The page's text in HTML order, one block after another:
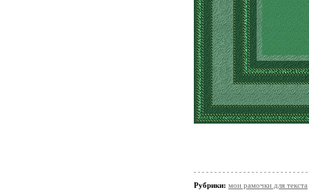
Рубрики: мои рамочки для текста